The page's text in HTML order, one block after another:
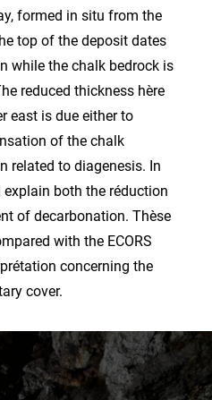
formed in situ from the
top of the deposit dates
while the chalk bedrock is
reduced thickness hère
east is due either to
of the chalk
related to diagenesis. In
both the réduction
of decarbonation. Thèse
with the ECORS
concerning the
cover.